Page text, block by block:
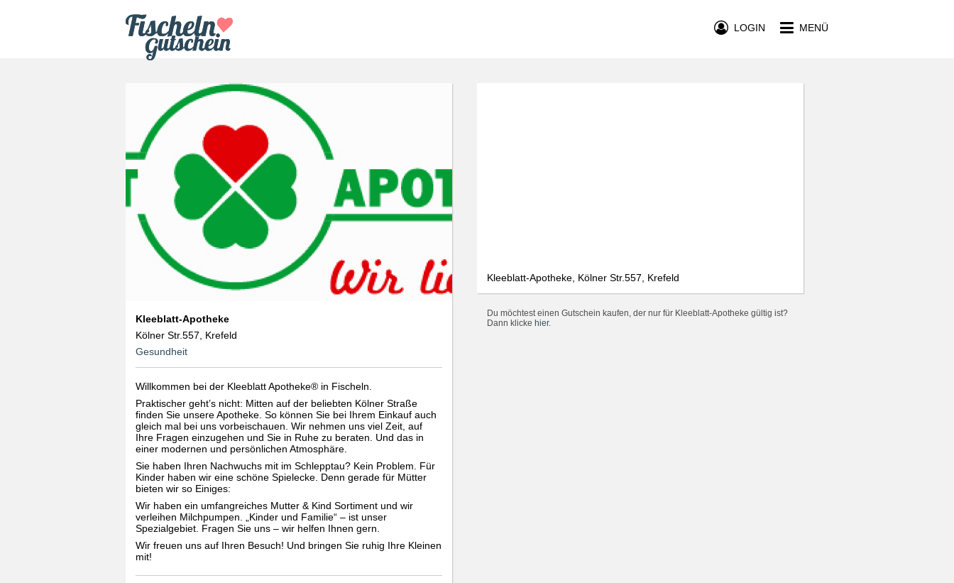
MENÜ
LOGIN
Kleeblatt-Apotheke
Kölner Str.557, Krefeld
Gesundheit
Willkommen bei der Kleeblatt Apotheke® in Fischeln.
Praktischer geht’s nicht: Mitten auf der beliebten Kölner Straße
finden Sie unsere Apotheke. So können Sie bei Ihrem Einkauf auch
gleich mal bei uns vorbeischauen. Wir nehmen uns viel Zeit, auf
Ihre Fragen einzugehen und Sie in Ruhe zu beraten. Und das in
einer modernen und persönlichen Atmosphäre.
Sie haben Ihren Nachwuchs mit im Schlepptau? Kein Problem. Für
Kinder haben wir eine schöne Spielecke. Denn gerade für Mütter
bieten wir so Einiges:
Wir haben ein umfangreiches Mutter & Kind Sortiment und wir
verleihen Milchpumpen. „Kinder und Familie“ – ist unser
Spezialgebiet. Fragen Sie uns – wir helfen Ihnen gern.
Wir freuen uns auf Ihren Besuch! Und bringen Sie ruhig Ihre Kleinen
mit!
Kleeblatt-Apotheke, Kölner Str.557, Krefeld
Du möchtest einen Gutschein kaufen, der nur für Kleeblatt-Apotheke gültig ist?
Dann klicke hier.